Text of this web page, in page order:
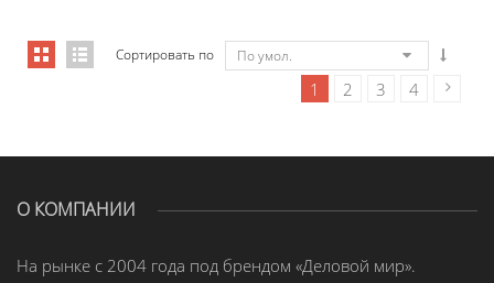
Сортировать по По умол.
1 2 3 4
О КОМПАНИИ
На рынке с 2004 года под брендом «Деловой мир».